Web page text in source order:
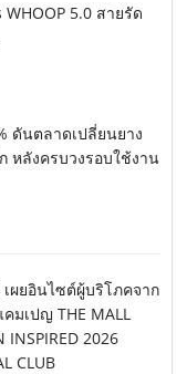
5.0 สายรัด
ดันตลาดเปลี่ยนยาง
หลังครบวงรอบใช้งาน
ผยอินไซต์ผู้บริโภคจาก
มเปญ THE MALL
INSPIRED 2026
CLUB